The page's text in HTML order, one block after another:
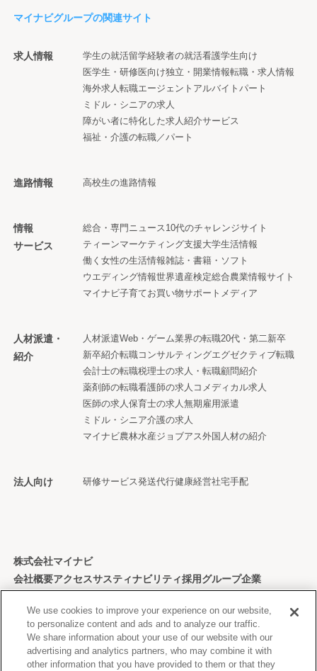
マイナビグループの関連サイト
求人情報 学生の就活留学経験者の就活看護学生向け
医学生・研修医向け独立・開業情報転職・求人情報
海外求人 転職エージェント アルバイト パート
ミドル・シニアの求人
障がい者に特化した求人紹介サービス
福祉・介護の転職／パート
進路情報 高校生の進路情報
情報
サービス
総合・専門ニュース 10代のチャレンジサイト
ティーンマーケティング支援大学生活情報
働く女性の生活情報雑誌・書籍・ソフト
ウエディング情報世界遺産検定総合農業情報サイト
マイナビ子育てお買い物サポートメディア
人材派遣・
紹介
人材派遣Web・ゲーム業界の転職20代・第二新卒
新卒紹介転職コンサルティングエグゼクティブ転職
会計士の転職税理士の求人・転職顧問紹介
薬剤師の転職看護師の求人 コメディカル求人
医師の求人 保育士の求人 無期雇用派遣
ミドル・シニア介護の求人
マイナビ農林水産ジョブアス外国人材の紹介
法人向け 研修サービス発送代行健康経営社宅手配
株式会社マイナビ
会社概要アクセスサスティナビリティ採用グループ企業
We use cookies to improve your experience on our website,
to personalize content and ads and to analyze our traffic.
We share information about your use of our website with our
advertising and analytics partners, who may combine it with
other information that you have provided to them or that they